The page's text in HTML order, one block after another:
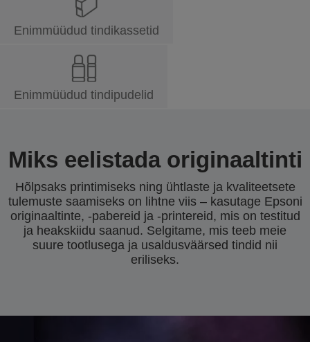
Enimmüüdud tindikassetid
Enimmüüdud tindipudelid
Miks eelistada originaaltinti
Hõlpsaks printimiseks ning ühtlaste ja kvaliteetsete
tulemuste saamiseks on lihtne viis – kasutage Epsoni
originaaltinte, -pabereid ja -printereid, mis on testitud
ja heakskiidu saanud. Selgitame, mis teeb meie
suure tootlusega ja usaldusväärsed tindid nii
eriliseks.